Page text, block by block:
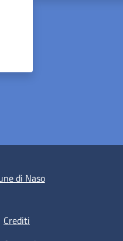
di Naso
Crediti